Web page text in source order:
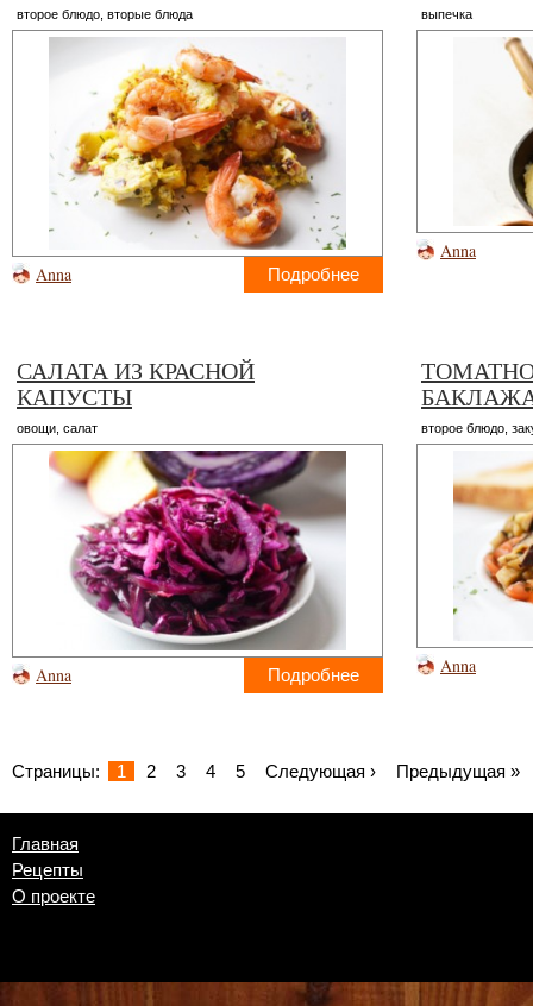
второе блюдо вторые блюда
Anna Подробнее
выпечка
Anna
САЛАТА ИЗ КРАСНОЙ
КАПУСТЫ
овощи салат
Anna Подробнее
второе блюдо
Anna
Страницы: 1 2 3 4 5 Следующая › Предыдущая »
Главная
Рецепты
О проекте